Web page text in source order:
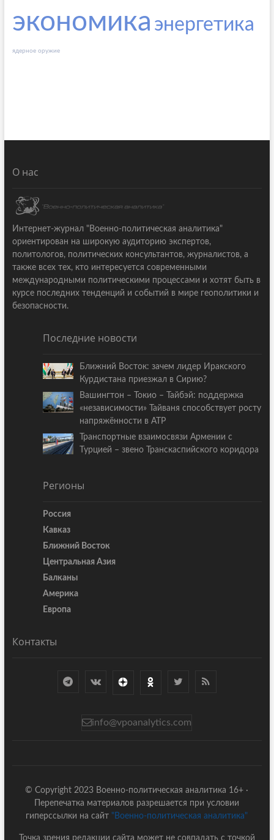
экономика энергетика
ядерное оружие
О нас
Интернет-журнал "Военно-политическая аналитика"
ориентирован на широкую аудиторию экспертов,
политологов, политических консультантов, журналистов, а
также всех тех, кто интересуется современными
международными политическими процессами и хотят быть в
курсе последних тенденций и событий в мире геополитики и
безопасности.
Последние новости
Ближний Восток: зачем лидер Иракского
Курдистана приезжал в Сирию?
Вашингтон – Токио – Тайбэй: поддержка
«независимости» Тайваня способствует росту
напряжённости в АТР
Транспортные взаимосвязи Армении с
Турцией – звено Транскаспийского коридора
Регионы
Россия
Кавказ
Ближний Восток
Центральная Азия
Балканы
Америка
Европа
Контакты
info@vpoanalytics.com
© Copyright 2023 Военно-политическая аналитика 16+ ·
Перепечатка материалов разрешается при условии
гиперссылки на сайт "Военно-политическая аналитика"